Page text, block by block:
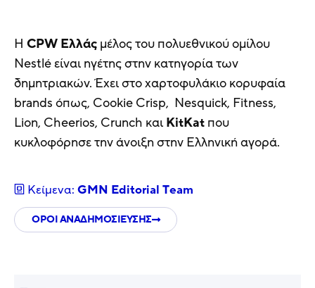
Η CPW Ελλάς μέλος του πολυεθνικού ομίλου
Nestlé είναι ηγέτης στην κατηγορία των
δημητριακών. Έχει στο χαρτοφυλάκιο κορυφαία
brands όπως, Cookie Crisp, Nesquick, Fitness,
Lion, Cheerios, Crunch και KitKat που
κυκλοφόρησε την άνοιξη στην Ελληνική αγορά.
Κείμενα: GMN Editorial Τeam
ΟΡΟΙ ΑΝΑΔΗΜΟΣΙΕΥΣΗΣ